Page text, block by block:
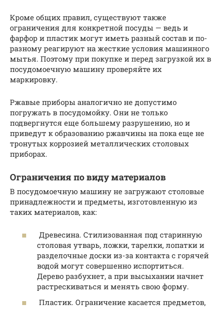
Кроме общих правил, существуют также
ограничения для конкретной посуды — ведь и
фарфор и пластик могут иметь разный состав и по-
разному реагируют на жесткие условия машинного
мытья. Поэтому при покупке и перед загрузкой их в
посудомоечную машину проверяйте их
маркировку.
Ржавые приборы аналогично не допустимо
погружать в посудомойку. Они не только
подвергнутся еще большему разрушению, но и
приведут к образованию ржавчины на пока еще не
тронутых коррозией металлических столовых
приборах.
Ограничения по виду материалов
В посудомоечную машину не загружают столовые
принадлежности и предметы, изготовленную из
таких материалов, как:
Древесина. Стилизованная под старинную
столовая утварь, ложки, тарелки, лопатки и
разделочные доски из-за контакта с горячей
водой могут совершенно испортиться.
Дерево разбухнет, а при высыхании начнет
растрескиваться и менять свою форму.
Пластик. Ограничение касается предметов,